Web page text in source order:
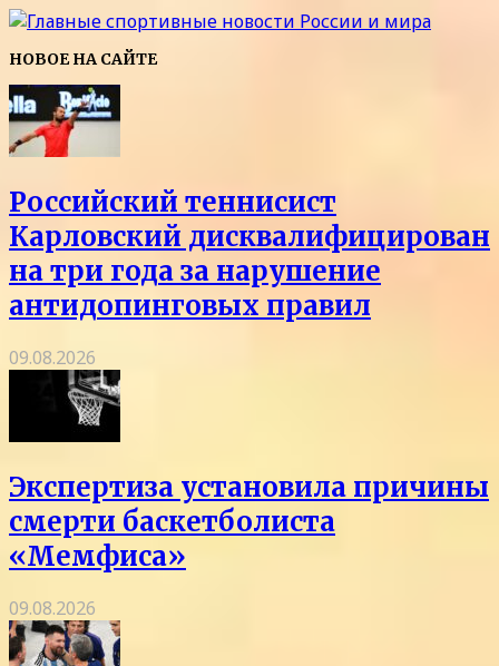
НОВОЕ НА САЙТЕ
Российский теннисист
Карловский дисквалифицирован
на три года за нарушение
антидопинговых правил
09.08.2026
Экспертиза установила причины
смерти баскетболиста
«Мемфиса»
09.08.2026